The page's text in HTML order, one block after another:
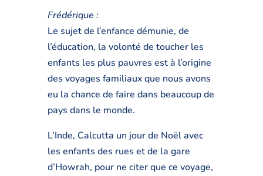
Frédérique :
Le sujet de l’enfance démunie, de
l’éducation, la volonté de toucher les
enfants les plus pauvres est à l’origine
des voyages familiaux que nous avons
eu la chance de faire dans beaucoup de
pays dans le monde.
L’Inde, Calcutta un jour de Noël avec
les enfants des rues et de la gare
d’Howrah, pour ne citer que ce voyage,